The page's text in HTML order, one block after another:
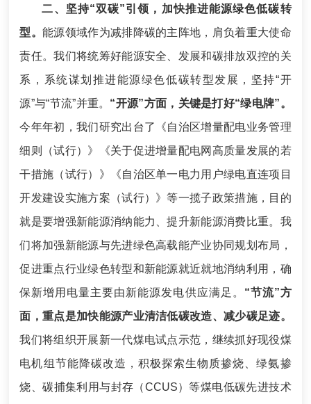
二、坚持“双碳”引领，加快推进能源绿色低碳转
型。能源领域作为减排降碳的主阵地，肩负着重大使命
责任。我们将统筹好能源安全、发展和碳排放双控的关
系，系统谋划推进能源绿色低碳转型发展，坚持“开
源”与“节流”并重。 “开源”方面，关键是打好“绿电牌”。
今年年初，我们研究出台了《自治区增量配电业务管理
细则（试行）》《关于促进增量配电网高质量发展的若
干措施（试行）》《自治区单一电力用户绿电直连项目
开发建设实施方案（试行）》等一揽子政策措施，目的
就是要增强新能源消纳能力、提升新能源消费比重。我
们将加强新能源与先进绿色高载能产业协同规划布局，
促进重点行业绿色转型和新能源就近就地消纳利用，确
保新增用电量主要由新能源发电供应满足。 “节流”方
面，重点是加快能源产业清洁低碳改造、减少碳足迹。
我们将组织开展新一代煤电试点示范，继续抓好现役煤
电机组节能降碳改造，积极探索生物质掺烧、绿氨掺
烧、碳捕集利用与封存（CCUS）等煤电低碳先进技术